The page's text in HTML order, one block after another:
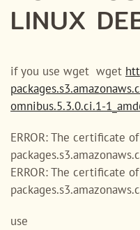
LINUX
if you use wget wget
omnibus.5.3.0.ci.1-
ERROR: The certificate
ERROR: The certificate
use